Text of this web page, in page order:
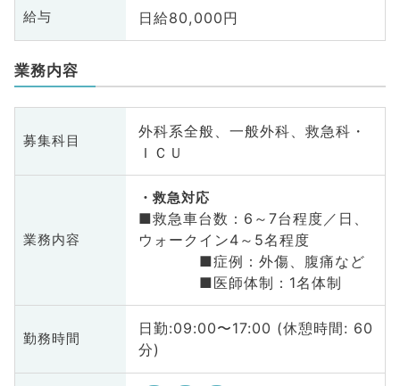
給与 日給80,000円
業務内容
募集科目
外科系全般、一般外科、救急科・
ＩＣＵ
業務内容
救急対応
■救急車台数：6～7台程度／日、
ウォークイン4～5名程度
■症例：外傷、腹痛など
■医師体制：1名体制
勤務時間
日勤:09:00〜17:00 (休憩時間: 60
分)